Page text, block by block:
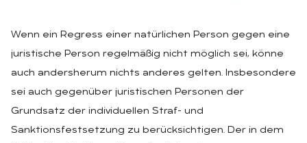
Wenn ein Regress einer natürlichen Person gegen eine
juristische Person regelmäßig nicht möglich sei, könne
auch andersherum nichts anderes gelten. Insbesondere
sei auch gegenüber juristischen Personen der
Grundsatz der individuellen Straf- und
Sanktionsfestsetzung zu berücksichtigen. Der in dem